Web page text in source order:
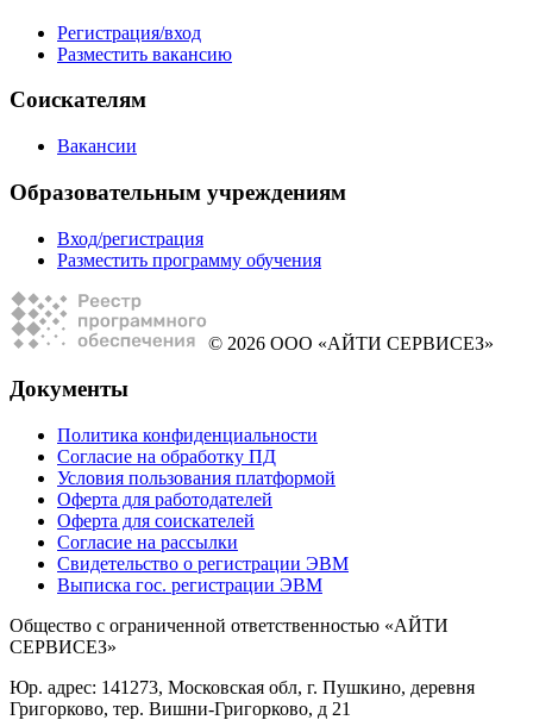
Регистрация/вход
Разместить вакансию
Соискателям
Вакансии
Образовательным учреждениям
Вход/регистрация
Разместить программу обучения
© 2026 ООО «АЙТИ СЕРВИСЕЗ»
Документы
Политика конфиденциальности
Согласие на обработку ПД
Условия пользования платформой
Оферта для работодателей
Оферта для соискателей
Согласие на рассылки
Свидетельство о регистрации ЭВМ
Выписка гос. регистрации ЭВМ
Общество с ограниченной ответственностью «АЙТИ
СЕРВИСЕЗ»
Юр. адрес: 141273, Московская обл, г. Пушкино, деревня
Григорково, тер. Вишни-Григорково, д 21